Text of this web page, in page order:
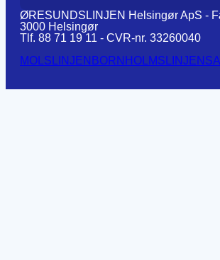
ØRESUNDSLINJEN Helsingør ApS -
3000 Helsingør
Tlf. 88 71 19 11 - CVR-nr. 33260040
MOLSLINJEN BORNHOLMSLINJEN